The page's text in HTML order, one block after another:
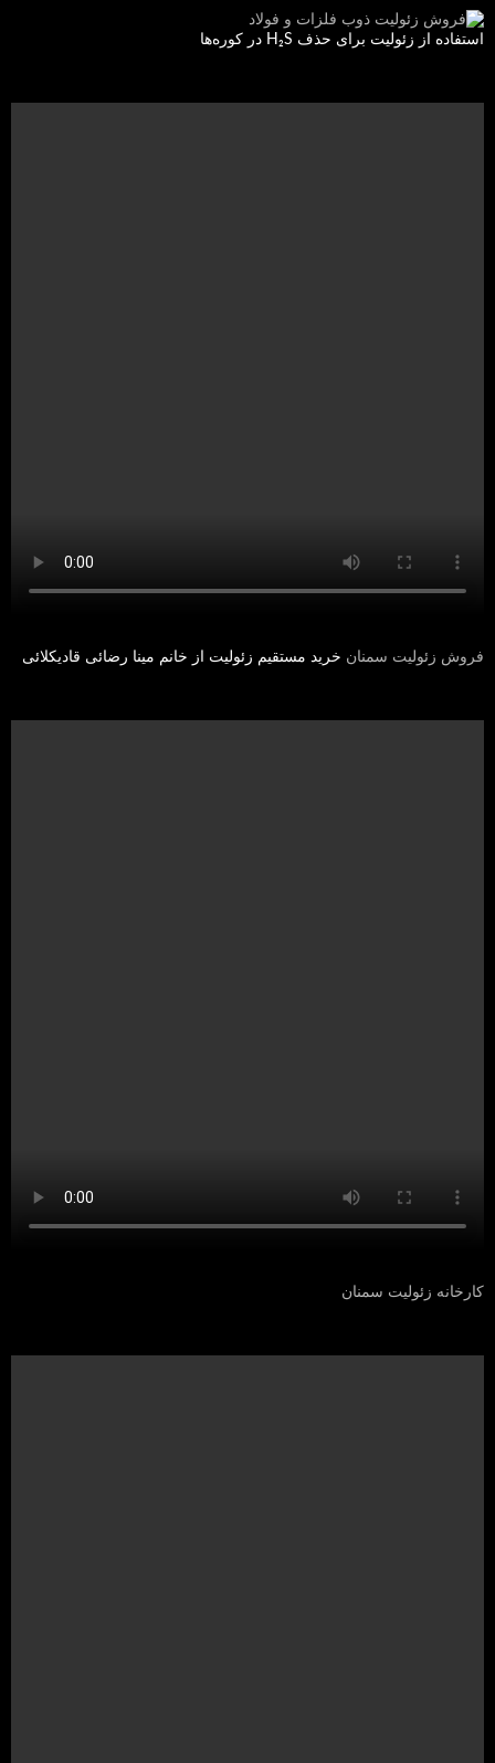
استفاده از زئولیت برای حذف H₂S در کوره‌ها
فروش زئولیت سمنان خرید مستقیم زئولیت از خانم مینا رضائی قادیکلائی
کارخانه زئولیت سمنان